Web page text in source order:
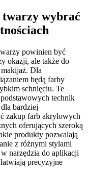
wybrać
powinien być
okazji, ale także do
Dla
będą farby
schnięciu. Te
technik
bardziej
zakup farb akrylowych
oferujących szeroką
produkty pozwalają
z różnymi stylami
narzędzia do aplikacji
precyzyjne